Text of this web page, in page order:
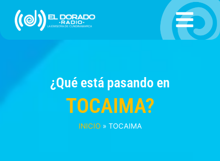
contenido
¿Qué está pasando en
TOCAIMA?
INICIO» TOCAIMA